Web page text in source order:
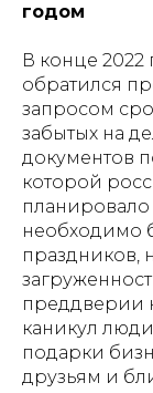
годом
В конце
обратился
запросом
забытых на
документов
которой
планировало
необходимо
праздников,
преддверии
каникул
подарки
друзьям и